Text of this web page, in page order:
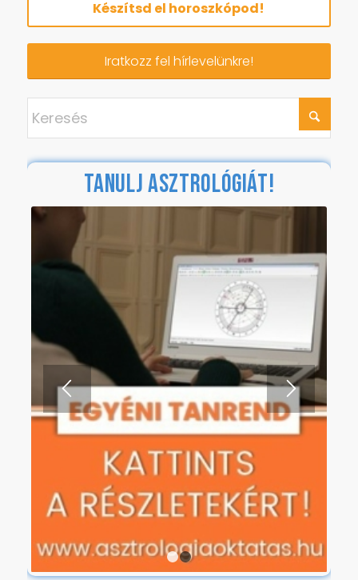
Iratkozz fel hírlevelünkre!
TANULJ ASZTROLÓGIÁT!